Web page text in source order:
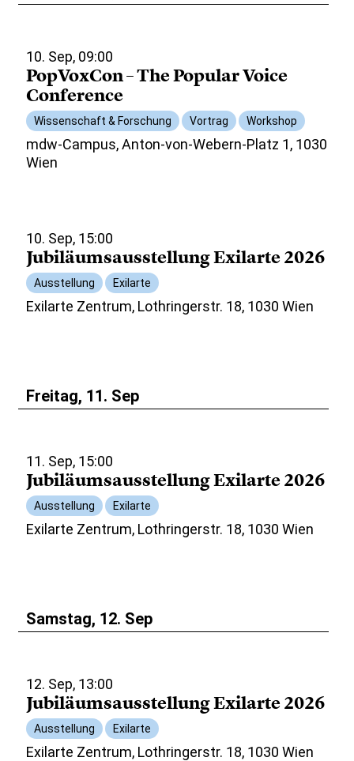
10. Sep, 09:00
PopVoxCon – The Popular Voice
Conference
Wissenschaft & Forschung Vortrag Workshop
mdw-Campus, Anton-von-Webern-Platz 1, 1030
Wien
10. Sep, 15:00
Jubiläumsausstellung Exilarte 2026
Ausstellung Exilarte
Exilarte Zentrum, Lothringerstr. 18, 1030 Wien
Freitag, 11. Sep
11. Sep, 15:00
Jubiläumsausstellung Exilarte 2026
Ausstellung Exilarte
Exilarte Zentrum, Lothringerstr. 18, 1030 Wien
Samstag, 12. Sep
12. Sep, 13:00
Jubiläumsausstellung Exilarte 2026
Ausstellung Exilarte
Exilarte Zentrum, Lothringerstr. 18, 1030 Wien